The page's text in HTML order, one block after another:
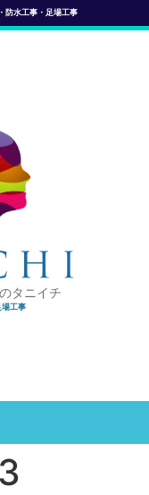
防水工事・足場工事
タニイチ
工事